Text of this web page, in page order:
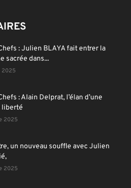
: Julien BLAYA fait entrer la
sacrée dans...
2025
: Alain Delprat, l’élan d’une
liberté
2025
un nouveau souffle avec Julien
2025